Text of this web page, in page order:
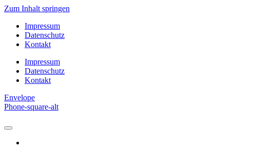
Zum Inhalt springen
Impressum
Datenschutz
Kontakt
Impressum
Datenschutz
Kontakt
Envelope
Phone-square-alt